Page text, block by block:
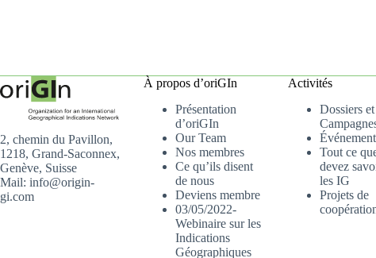
2, chemin du Pavillon,
1218, Grand-Saconnex,
Genève, Suisse
Mail: info@origin-
gi.com
À propos d’oriGIn
Présentation
d’oriGIn
Our Team
Nos membres
Ce qu’ils disent
de nous
Deviens membre
03/05/2022-
Webinaire sur les
Indications
Géographiques
Activités
Dossiers et
Tout ce
devez
les IG
Projets de